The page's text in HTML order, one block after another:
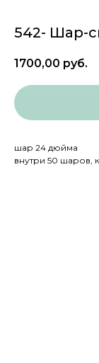
542- Шар-
1700,00 руб.
шар 24 дюйма
внутри 50 шаров,